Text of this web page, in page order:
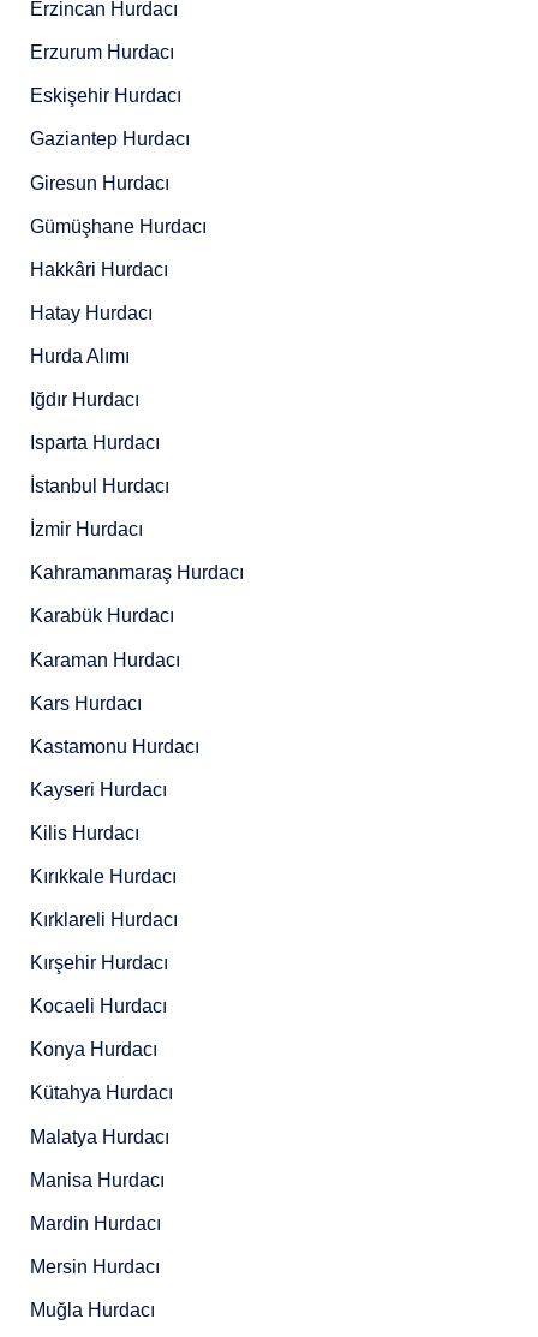
Erzincan Hurdacı
Erzurum Hurdacı
Eskişehir Hurdacı
Gaziantep Hurdacı
Giresun Hurdacı
Gümüşhane Hurdacı
Hakkâri Hurdacı
Hatay Hurdacı
Hurda Alımı
Iğdır Hurdacı
Isparta Hurdacı
İstanbul Hurdacı
İzmir Hurdacı
Kahramanmaraş Hurdacı
Karabük Hurdacı
Karaman Hurdacı
Kars Hurdacı
Kastamonu Hurdacı
Kayseri Hurdacı
Kilis Hurdacı
Kırıkkale Hurdacı
Kırklareli Hurdacı
Kırşehir Hurdacı
Kocaeli Hurdacı
Konya Hurdacı
Kütahya Hurdacı
Malatya Hurdacı
Manisa Hurdacı
Mardin Hurdacı
Mersin Hurdacı
Muğla Hurdacı